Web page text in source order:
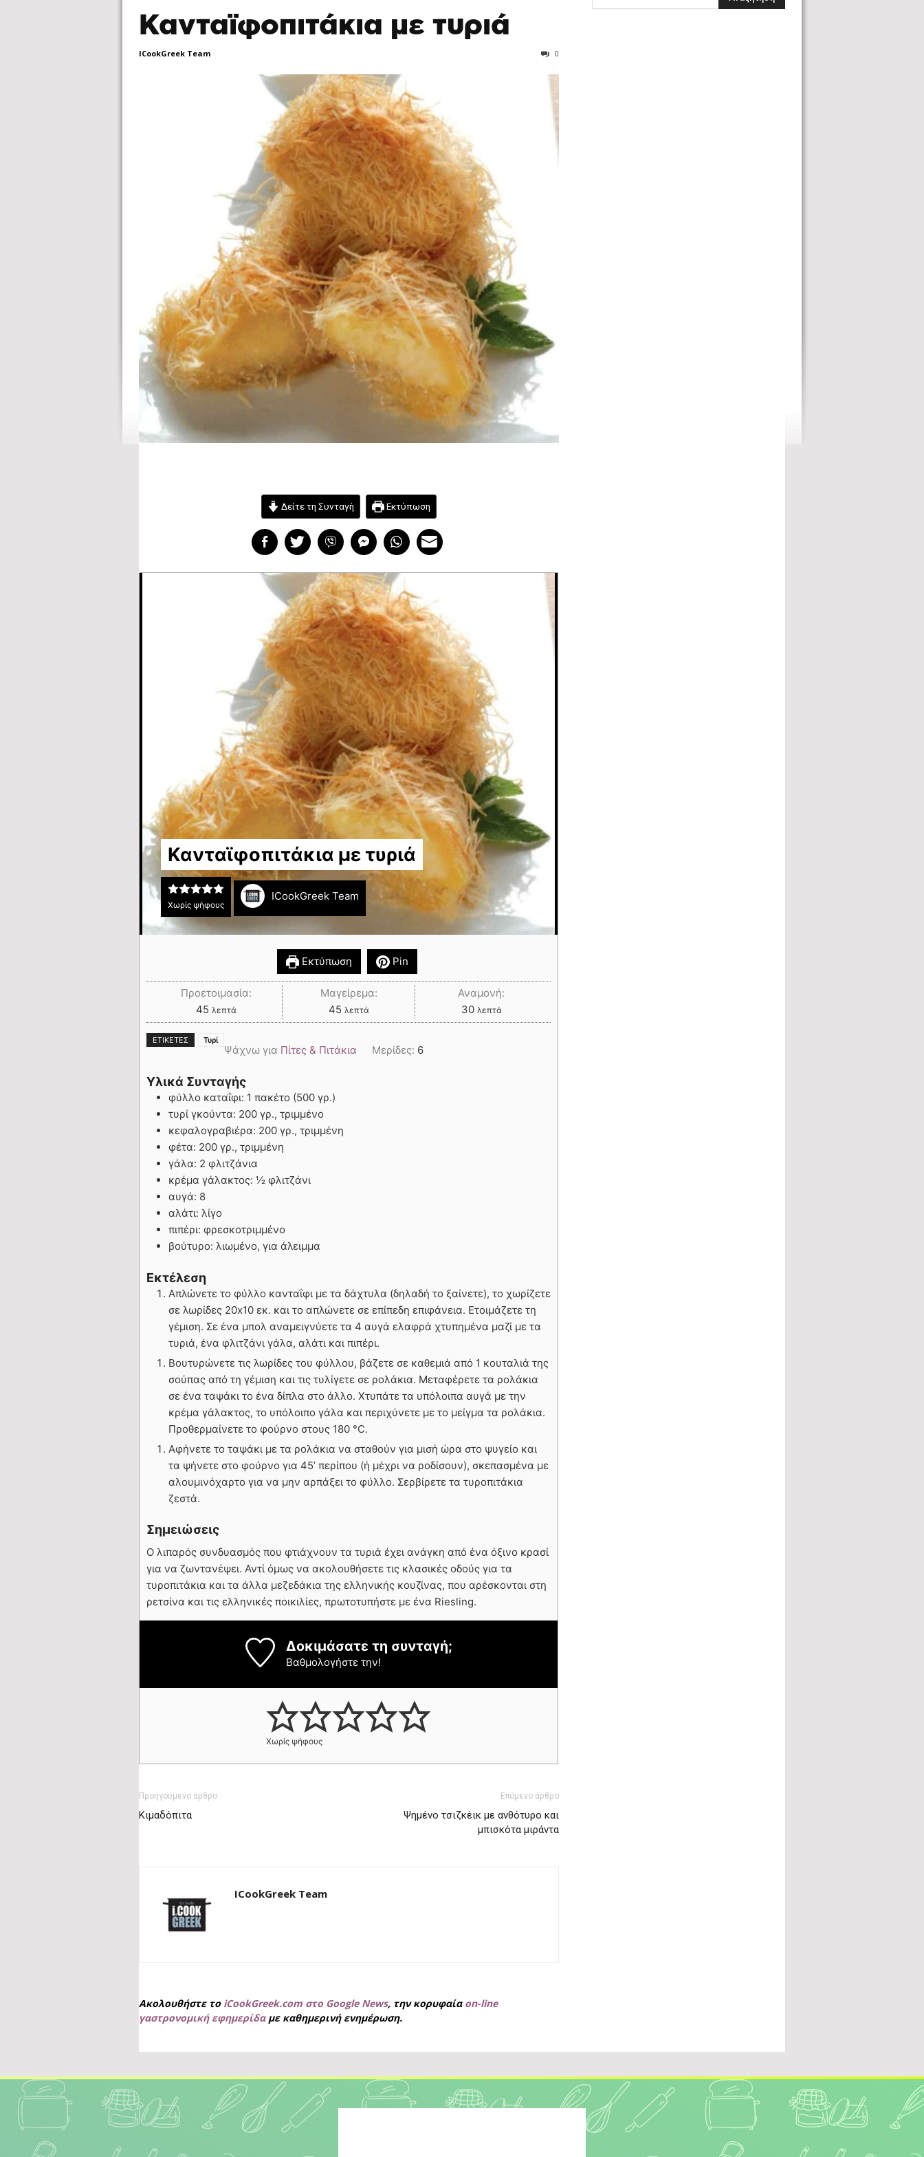
Κανταϊφοπιτάκια με τυριά
ICookGreek Team 0
Δείτε τη Συνταγή Εκτύπωση
Κανταϊφοπιτάκια με τυριά
Χωρίς ψήφους
ICookGreek Team
Εκτύπωση Pin
Προετοιμασία:
45 λεπτά
Μαγείρεμα:
45 λεπτά
Αναμονή:
30 λεπτά
ΕΤΙΚΈΤΕΣ Τυρί
Ψάχνω για Πίτες & Πιτάκια Μερίδες: 6
Υλικά Συνταγής
φύλλο καταΐφι: 1 πακέτο (500 γρ.)
τυρί γκούντα: 200 γρ., τριμμένο
κεφαλογραβιέρα: 200 γρ., τριμμένη
φέτα: 200 γρ., τριμμένη
γάλα: 2 φλιτζάνια
κρέμα γάλακτος: ½ φλιτζάνι
αυγά: 8
αλάτι: λίγο
πιπέρι: φρεσκοτριμμένο
βούτυρο: λιωμένο, για άλειμμα
Εκτέλεση
Απλώνετε το φύλλο κανταΐφι με τα δάχτυλα (δηλαδή το ξαίνετε), το χωρίζετε
σε λωρίδες 20x10 εκ. και το απλώνετε σε επίπεδη επιφάνεια. Ετοιμάζετε τη
γέμιση. Σε ένα μπολ αναμειγνύετε τα 4 αυγά ελαφρά χτυπημένα μαζί με τα
τυριά, ένα φλιτζάνι γάλα, αλάτι και πιπέρι.
Βουτυρώνετε τις λωρίδες του φύλλου, βάζετε σε καθεμιά από 1 κουταλιά της
σούπας από τη γέμιση και τις τυλίγετε σε ρολάκια. Μεταφέρετε τα ρολάκια
σε ένα ταψάκι το ένα δίπλα στο άλλο. Χτυπάτε τα υπόλοιπα αυγά με την
κρέμα γάλακτος, το υπόλοιπο γάλα και περιχύνετε με το μείγμα τα ρολάκια.
Προθερμαίνετε το φούρνο στους 180 °C.
Αφήνετε το ταψάκι με τα ρολάκια να σταθούν για μισή ώρα στο ψυγείο και
τα ψήνετε στο φούρνο για 45’ περίπου (ή μέχρι να ροδίσουν), σκεπασμένα με
αλουμινόχαρτο για να μην αρπάξει το φύλλο. Σερβίρετε τα τυροπιτάκια
ζεστά.
Σημειώσεις
Ο λιπαρός συνδυασμός που φτιάχνουν τα τυριά έχει ανάγκη από ένα όξινο κρασί
για να ζωντανέψει. Αντί όμως να ακολουθήσετε τις κλασικές οδούς για τα
τυροπιτάκια και τα άλλα μεζεδάκια της ελληνικής κουζίνας, που αρέσκονται στη
ρετσίνα και τις ελληνικές ποικιλίες, πρωτοτυπήστε με ένα Riesling.
Δοκιμάσατε τη συνταγή;
Βαθμολογήστε την!
Χωρίς ψήφους
Προηγούμενο άρθρο
Κιμαδόπιτα
Επόμενο άρθρο
Ψημένο τσιζκέικ με ανθότυρο και
μπισκότα μιράντα
ICookGreek Team
Ακολουθήστε το iCookGreek.com στο Google News, την κορυφαία on-line
γαστρονομική εφημερίδαμε καθημερινή ενημέρωση.